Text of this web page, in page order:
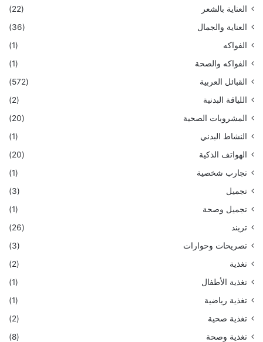
العناية بالشعر
(22)
العناية والجمال
(36)
الفواكه
(1)
الفواكه والصحة
(1)
القبائل العربية
(572)
اللياقة البدنية
(2)
المشروبات الصحية
(20)
النشاط البدني
(1)
الهواتف الذكية
(20)
تجارب شخصية
(1)
تجميل
(3)
تجميل وصحة
(1)
تريند
(26)
تصريحات وحوارات
(3)
تغذية
(2)
تغذية الأطفال
(1)
تغذية رياضية
(1)
تغذية صحية
(2)
تغذية وصحة
(8)